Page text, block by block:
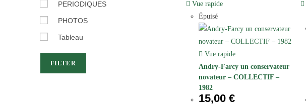
PERIODIQUES
PHOTOS
Tableau
FILTER
Vue rapide
Épuisé
Vue rapide
Andry-Farcy un conservateur
novateur – COLLECTIF –
1982
15,00€